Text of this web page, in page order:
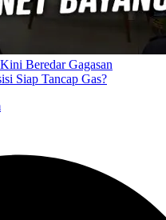
Beredar Gagasan
Siap Tancap Gas?